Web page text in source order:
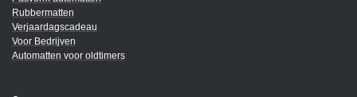
Rubbermatten
Verjaardagscadeau
Voor Bedrijven
Automatten voor oldtimers